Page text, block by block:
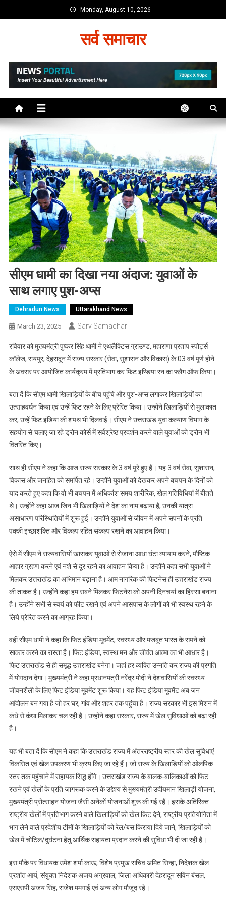
to
Monday, August 10, 2026
सर्व समाचार
सीएम धामी का दिखा नया अंदाज: युवाओं के
साथ लगाए पुश-अप्स
Dehradun News Uttarakhand News
March 23, 2025 Sarv Samachar
रविवार को मुख्यमंत्री पुष्कर सिंह धामी ने एथलैक्टिस ग्राउण्ड, महाराणा प्रताप स्पोर्ट्स
कॉलेज, रायपुर, देहरादून में राज्य सरकार (सेवा, सुशासन और विकास) के 03 वर्ष पूर्ण होने
के अवसर पर आयोजित कार्यक्रम में प्रतिभाग कर फिट इण्डिया रन का फ्लैग ऑफ किया।
बता दें कि सीएम धामी खिलाड़ियों के बीच पहुंचे और पुश-अप्स लगाकर खिलाड़ियों का
उत्साहवर्धन किया एवं उन्हें फिट रहने के लिए प्रेरित किया। उन्होंने खिलाड़ियों से मुलाकात
कर, उन्हें फिट इंडिया की शपथ भी दिलवाई। सीएम ने उत्तराखंड युवा कल्याण विभाग के
सहयोग से चलाए जा रहे ड्रोन कोर्स में सर्वश्रेष्ठ प्रदर्शन करने वाले युवाओं को ड्रोन भी
वितरित किए।
साथ ही सीएम ने कहा कि आज राज्य सरकार के 3 वर्ष पूरे हुए हैं। यह 3 वर्ष सेवा, सुशासन,
विकास और जनहित को समर्पित रहे। उन्होंने युवाओं को देखकर अपने बचपन के दिनों को
याद करते हुए कहा कि वो भी बचपन में अधिकांश समय शारीरिक, खेल गतिविधियां में बीतते
थे। उन्होंने कहा आज जिन भी खिलाड़ियों ने देश का नाम बढ़ाया है, उनकी यात्रा
असाधारण परिस्थितियों में शुरू हुई। उन्होंने युवाओं से जीवन में अपने सपनों के प्रति
पक्की इच्छाशक्ति और विकल्प रहित संकल्प रखने का आवाहन किया।
ऐसे में सीएम ने राज्यवासियों खासकर युवाओं से रोजाना आधा घंटा व्यायाम करने, पौष्टिक
आहार ग्रहण करने एवं नशे से दूर रहने का आवाहन किया है। उन्होंने कहा सभी युवाओं ने
मिलकर उत्तराखंड का अभिमान बढ़ाना है। आम नागरिक की फिटनेस ही उत्तराखंड राज्य
की ताकत है। उन्होंने कहा हम सबने मिलकर फिटनेस को अपनी दिनचर्या का हिस्सा बनाना
है। उन्होंने सभी से स्वयं को फीट रखने एवं अपने आसपास के लोगों को भी स्वस्थ रहने के
लिये प्रेरित करने का आग्रह किया।
वहीं सीएम धामी ने कहा कि फिट इंडिया मूवमेंट, स्वस्थ्य और मजबूत भारत के सपने को
साकार करने का रास्ता है। फिट इंडिया, स्वस्थ मन और जीवंत आत्मा का भी आधार है।
फिट उत्तराखंड से ही समृद्ध उत्तराखंड बनेगा। जहां हर व्यक्ति उन्नति कर राज्य की प्रगति
में योगदान देगा। मुख्यमंत्री ने कहा प्रधानमंत्री नरेंद्र मोदी ने देशवासियों की स्वस्थ्य
जीवनशैली के लिए फिट इंडिया मूवमेंट शुरू किया। यह फिट इंडिया मूवमेंट अब जन
आंदोलन बन गया है जो हर घर, गांव और शहर तक पहुंचा है। राज्य सरकार भी इस मिशन में
कंधे से कंधा मिलाकर चल रही है। उन्होंने कहा सरकार, राज्य में खेल सुविधाओं को बढ़ा रही
है।
यह भी बता दें कि सीएम ने कहा कि उत्तराखंड राज्य में अंतरराष्ट्रीय स्तर की खेल सुविधाएं
विकसित एवं खेल उपकरण भी क्रय किए जा रहे हैं। जो राज्य के खिलाड़ियों को ओलंपिक
स्तर तक पहुंचाने में सहायक सिद्ध होंगे। उत्तराखंड राज्य के बालक-बालिकाओं को फिट
रखने एवं खेलों के प्रति जागरूक करने के उद्देश्य से मुख्यमंत्री उदीयमान खिलाड़ी योजना,
मुख्यमंत्री प्रोत्साहन योजना जैसी अनेकों योजनाओं शुरू की गई रहैं। इसके अतिरिक्त
राष्ट्रीय खेलों में प्रतिभाग करने वाले खिलाड़ियों को खेल किट देने, राष्ट्रीय प्रतियोगिता में
भाग लेने वाले प्रदेशीय टीमों के खिलाड़ियों को रेल/बस किराया दिये जाने, खिलाड़ियों को
खेल में चोटिल/दुर्घटना हेतु आर्थिक सहायता प्रदान करने की सुविधा भी दी जा रही है।
इस मौके पर विधायक उमेश शर्मा काऊ, विशेष प्रमुख सचिव अमित सिन्हा, निदेशक खेल
प्रशांत आर्य, संयुक्त निदेशक अजय अग्रवाल, जिला अधिकारी देहरादून सविन बंसल,
एसएसपी अजय सिंह, राजेश ममगाई एवं अन्य लोग मौजूद रहे।